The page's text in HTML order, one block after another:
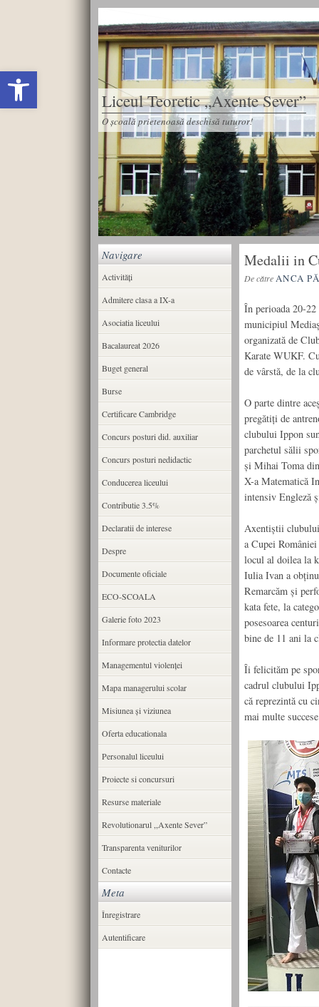
Deschide bara de unelte
Liceul Teoretic „Axente Sever”
O școală prietenoasă deschisă tuturor!
Medalii in
De cătreANCA
În perioada 20-
municipiul
organizată de
Karate WUKF.
de vârstă, de la
O parte dintre
pregătiți de
clubului Ippon
parchetul sălii
și Mihai Toma
X-a Matematică
intensiv Engleză
Axentiștii
a Cupei
locul al doilea la
Iulia Ivan a
Remarcăm și
kata fete, la
posesoarea
bine de 11 ani la
Îi felicităm pe
cadrul clubului
că reprezintă cu
mai multe
Navigare
Activități
Admitere clasa a IX-a
Asociatia liceului
Bacalaureat 2026
Buget general
Burse
Certificare Cambridge
Concurs posturi did. auxiliar
Concurs posturi nedidactic
Conducerea liceului
Contributie 3.5%
Declaratii de interese
Despre
Documente oficiale
ECO-SCOALA
Galerie foto 2023
Informare protectia datelor
Managementul violenței
Mapa managerului scolar
Misiunea şi viziunea
Oferta educationala
Personalul liceului
Proiecte si concursuri
Resurse materiale
Revolutionarul ,,Axente Sever”
Transparenta veniturilor
Contacte
Meta
Înregistrare
Autentificare